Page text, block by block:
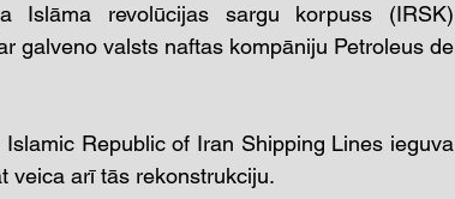
Islāma revolūcijas sargu korpuss (IRSK)
galveno valsts naftas kompāniju Petroleus de
Republic of Iran Shipping Lines ieguva
veica arī tās rekonstrukciju.